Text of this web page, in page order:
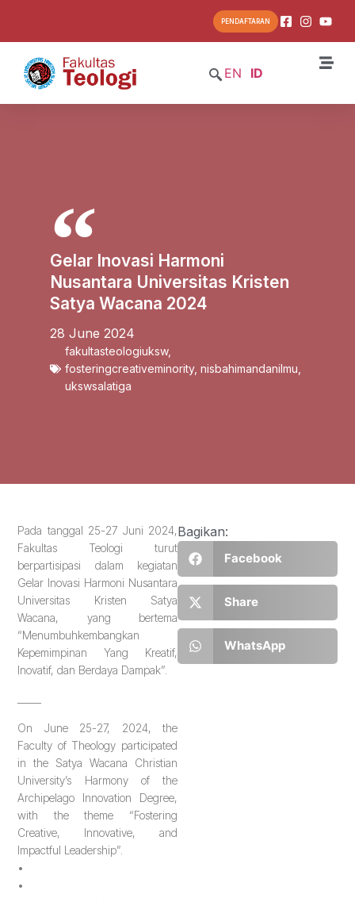
PENDAFTARAN
EN ID
Gelar Inovasi Harmoni
Nusantara Universitas Kristen
Satya Wacana 2024
28 June 2024
fakultasteologiuksw,
fosteringcreativeminority, nisbahimandanilmu
ukswsalatiga
Pada tanggal 25-27 Juni 2024,
Fakultas Teologi turut
berpartisipasi dalam kegiatan
Gelar Inovasi Harmoni Nusantara
Universitas Kristen Satya
Wacana, yang bertema
“Menumbuhkembangkan
Kepemimpinan Yang Kreatif,
Inovatif, dan Berdaya Dampak”.
On June 25-27, 2024, the
Faculty of Theology participated
in the Satya Wacana Christian
University’s Harmony of the
Archipelago Innovation Degree,
with the theme “Fostering
Creative, Innovative, and
Impactful Leadership”.
•
•
Bagikan:
Facebook
Share
WhatsApp